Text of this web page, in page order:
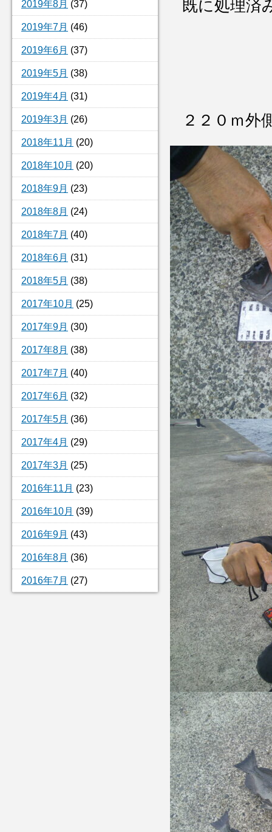
2019年8月 (37)
2019年7月 (46)
2019年6月 (37)
2019年5月 (38)
2019年4月 (31)
2019年3月 (26)
2018年11月 (20)
2018年10月 (20)
2018年9月 (23)
2018年8月 (24)
2018年7月 (40)
2018年6月 (31)
2018年5月 (38)
2017年10月 (25)
2017年9月 (30)
2017年8月 (38)
2017年7月 (40)
2017年6月 (32)
2017年5月 (36)
2017年4月 (29)
2017年3月 (25)
2016年11月 (23)
2016年10月 (39)
2016年9月 (43)
2016年8月 (36)
2016年7月 (27)
既に処理済
２２０ｍ